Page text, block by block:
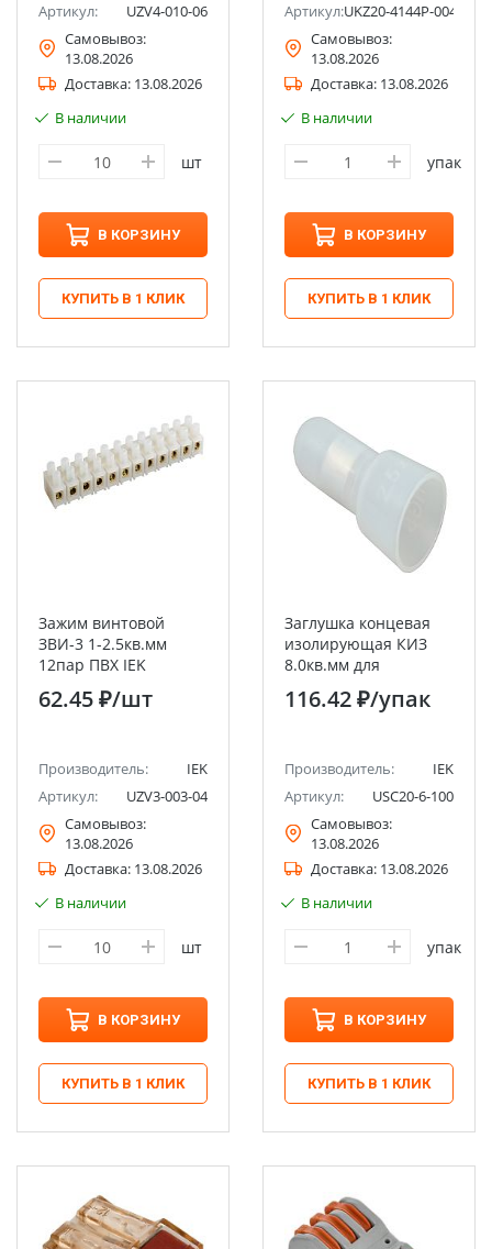
Артикул:
UZV4-010-06
Самовывоз:
13.08.2026
Доставка: 13.08.2026
В наличии
шт
В КОРЗИНУ
КУПИТЬ В 1 КЛИК
Артикул:UKZ20-4144P-004
Самовывоз:
13.08.2026
Доставка: 13.08.2026
В наличии
упак
В КОРЗИНУ
КУПИТЬ В 1 КЛИК
Зажим винтовой
ЗВИ-3 1-2.5кв.мм
12пар ПВХ IEK
62.45 ₽/шт
Производитель:
IEK
Артикул:
UZV3-003-04
Самовывоз:
13.08.2026
Доставка: 13.08.2026
В наличии
шт
В КОРЗИНУ
КУПИТЬ В 1 КЛИК
Заглушка концевая
изолирующая КИЗ
8.0кв.мм для
соединения
алюминиевых
116.42 ₽/упак
Производитель:
IEK
Артикул:
USC20-6-100
Самовывоз:
13.08.2026
Доставка: 13.08.2026
В наличии
упак
В КОРЗИНУ
КУПИТЬ В 1 КЛИК